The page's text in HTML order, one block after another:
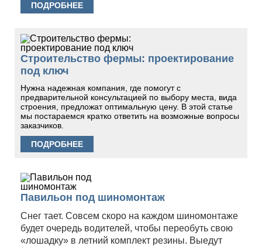
ПОДРОБНЕЕ
Строительство фермы: проектирование
под ключ
Нужна надежная компания, где помогут с
предварительной консультацией по выбору места, вида
строения, предложат оптимальную цену. В этой статье
мы постараемся кратко ответить на возможные вопросы
заказчиков.
ПОДРОБНЕЕ
Павильон под шиномонтаж
Снег тает. Совсем скоро на каждом шиномонтаже
будет очередь водителей, чтобы переобуть свою
«лошадку» в летний комплект резины. Выедут